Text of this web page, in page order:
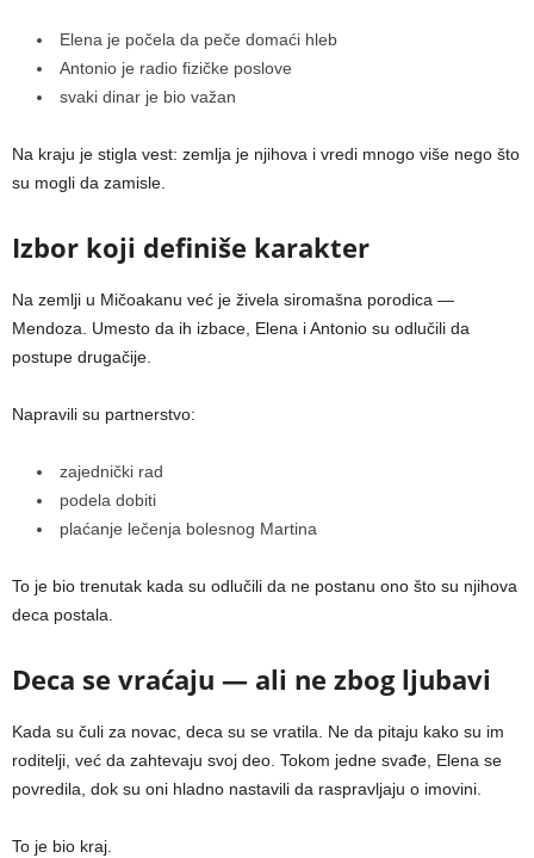
Elena je počela da peče domaći hleb
Antonio je radio fizičke poslove
svaki dinar je bio važan
Na kraju je stigla vest: zemlja je njihova i vredi mnogo više nego što
su mogli da zamisle.
Izbor koji definiše karakter
Na zemlji u Mičoakanu već je živela siromašna porodica —
Mendoza. Umesto da ih izbace, Elena i Antonio su odlučili da
postupe drugačije.
Napravili su partnerstvo:
zajednički rad
podela dobiti
plaćanje lečenja bolesnog Martina
To je bio trenutak kada su odlučili da ne postanu ono što su njihova
deca postala.
Deca se vraćaju — ali ne zbog ljubavi
Kada su čuli za novac, deca su se vratila. Ne da pitaju kako su im
roditelji, već da zahtevaju svoj deo. Tokom jedne svađe, Elena se
povredila, dok su oni hladno nastavili da raspravljaju o imovini.
To je bio kraj.